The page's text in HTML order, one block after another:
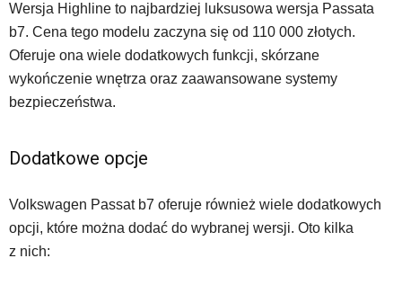
Wersja Highline to najbardziej luksusowa wersja Passata
b7. Cena tego modelu zaczyna się od 110 000 złotych.
Oferuje ona wiele dodatkowych funkcji, skórzane
wykończenie wnętrza oraz zaawansowane systemy
bezpieczeństwa.
Dodatkowe opcje
Volkswagen Passat b7 oferuje również wiele dodatkowych
opcji, które można dodać do wybranej wersji. Oto kilka
z nich: